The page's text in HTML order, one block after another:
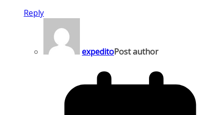
Reply
expeditoPost author